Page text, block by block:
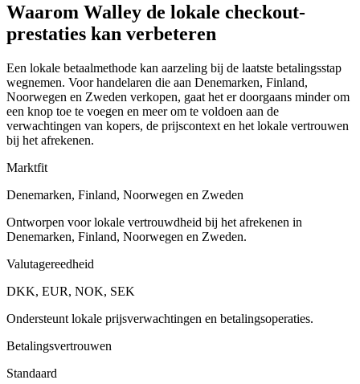
Waarom Walley de lokale checkout-
prestaties kan verbeteren
Een lokale betaalmethode kan aarzeling bij de laatste betalingsstap
wegnemen. Voor handelaren die aan Denemarken, Finland,
Noorwegen en Zweden verkopen, gaat het er doorgaans minder om
een knop toe te voegen en meer om te voldoen aan de
verwachtingen van kopers, de prijscontext en het lokale vertrouwen
bij het afrekenen.
Marktfit
Denemarken, Finland, Noorwegen en Zweden
Ontworpen voor lokale vertrouwdheid bij het afrekenen in
Denemarken, Finland, Noorwegen en Zweden.
Valutagereedheid
DKK, EUR, NOK, SEK
Ondersteunt lokale prijsverwachtingen en betalingsoperaties.
Betalingsvertrouwen
Standaard